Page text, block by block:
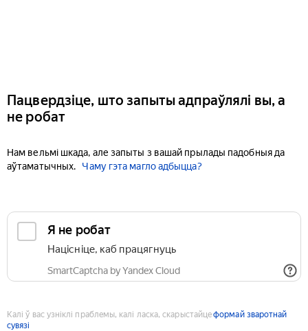
Пацвердзіце, што запыты адпраўлялі вы, а
не робат
Нам вельмі шкада, але запыты з вашай прылады падобныя да
аўтаматычных.
Чаму гэта магло адбыцца?
Я не робат
Націсніце, каб працягнуць
SmartCaptcha by Yandex Cloud
Калі ў вас узніклі праблемы, калі ласка, скарыстайцеформай зваротнай
сувязі